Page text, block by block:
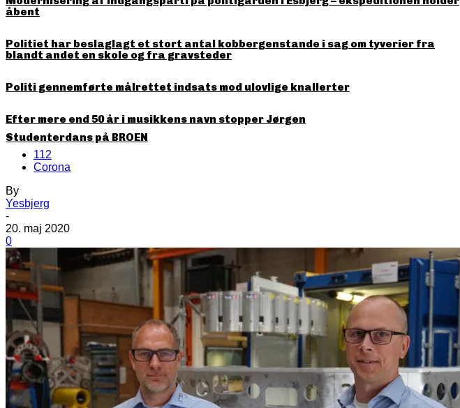
åbent
Politiet har beslaglagt et stort antal kobbergenstande i sag om tyverier fra
blandt andet en skole og fra gravsteder
Politi gennemførte målrettet indsats mod ulovlige knallerter
Efter mere end 50 år i musikkens navn stopper Jørgen
Studenterdans på BROEN
112
Corona
By
Yesbjerg
-
20. maj 2020
0